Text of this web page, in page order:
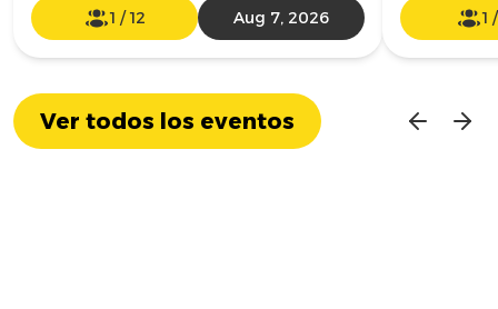
1 /12 Aug 7, 2026 1
Ver todos los eventos